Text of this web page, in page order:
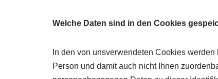
Welche Daten sind in den Cookies
In den von unsverwendeten Cookies
Person und damit auch nicht Ihnen